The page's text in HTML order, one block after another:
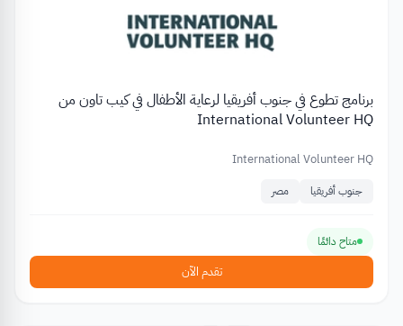
برنامج تطوع في جنوب أفريقيا لرعاية الأطفال في كيب تاون من
International Volunteer HQ
International Volunteer HQ
جنوب أفريقيا مصر
متاح دائمًا
تقدم الآن